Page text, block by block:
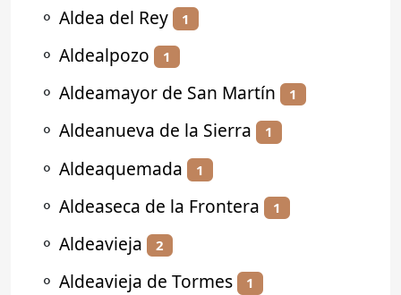
⚬ Aldea del Rey 1
⚬ Aldealpozo 1
⚬ Aldeamayor de San Martín 1
⚬ Aldeanueva de la Sierra 1
⚬ Aldeaquemada 1
⚬ Aldeaseca de la Frontera 1
⚬ Aldeavieja 2
⚬ Aldeavieja de Tormes 1